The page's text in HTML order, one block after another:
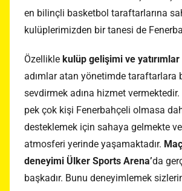
en bilinçli basketbol taraftarlarına
kulüplerimizden bir tanesi de
Özellikle kulüp gelişimi ve yatırımlar
adımlar atan yönetimde taraftarlara
sevdirmek adına hizmet
pek çok kişi Fenerbahçeli olmasa
desteklemek için sahaya gelmekte
atmosferi yerinde yaşamaktadır.
deneyimi Ülker Sports Arena’da
başkadır. Bunu deneyimlemek